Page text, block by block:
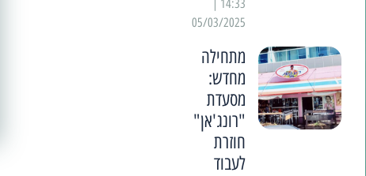
05/03/2025
מתחילה
מחדש:
מסעדת
"רונג'אן"
חוזרת
לעבוד